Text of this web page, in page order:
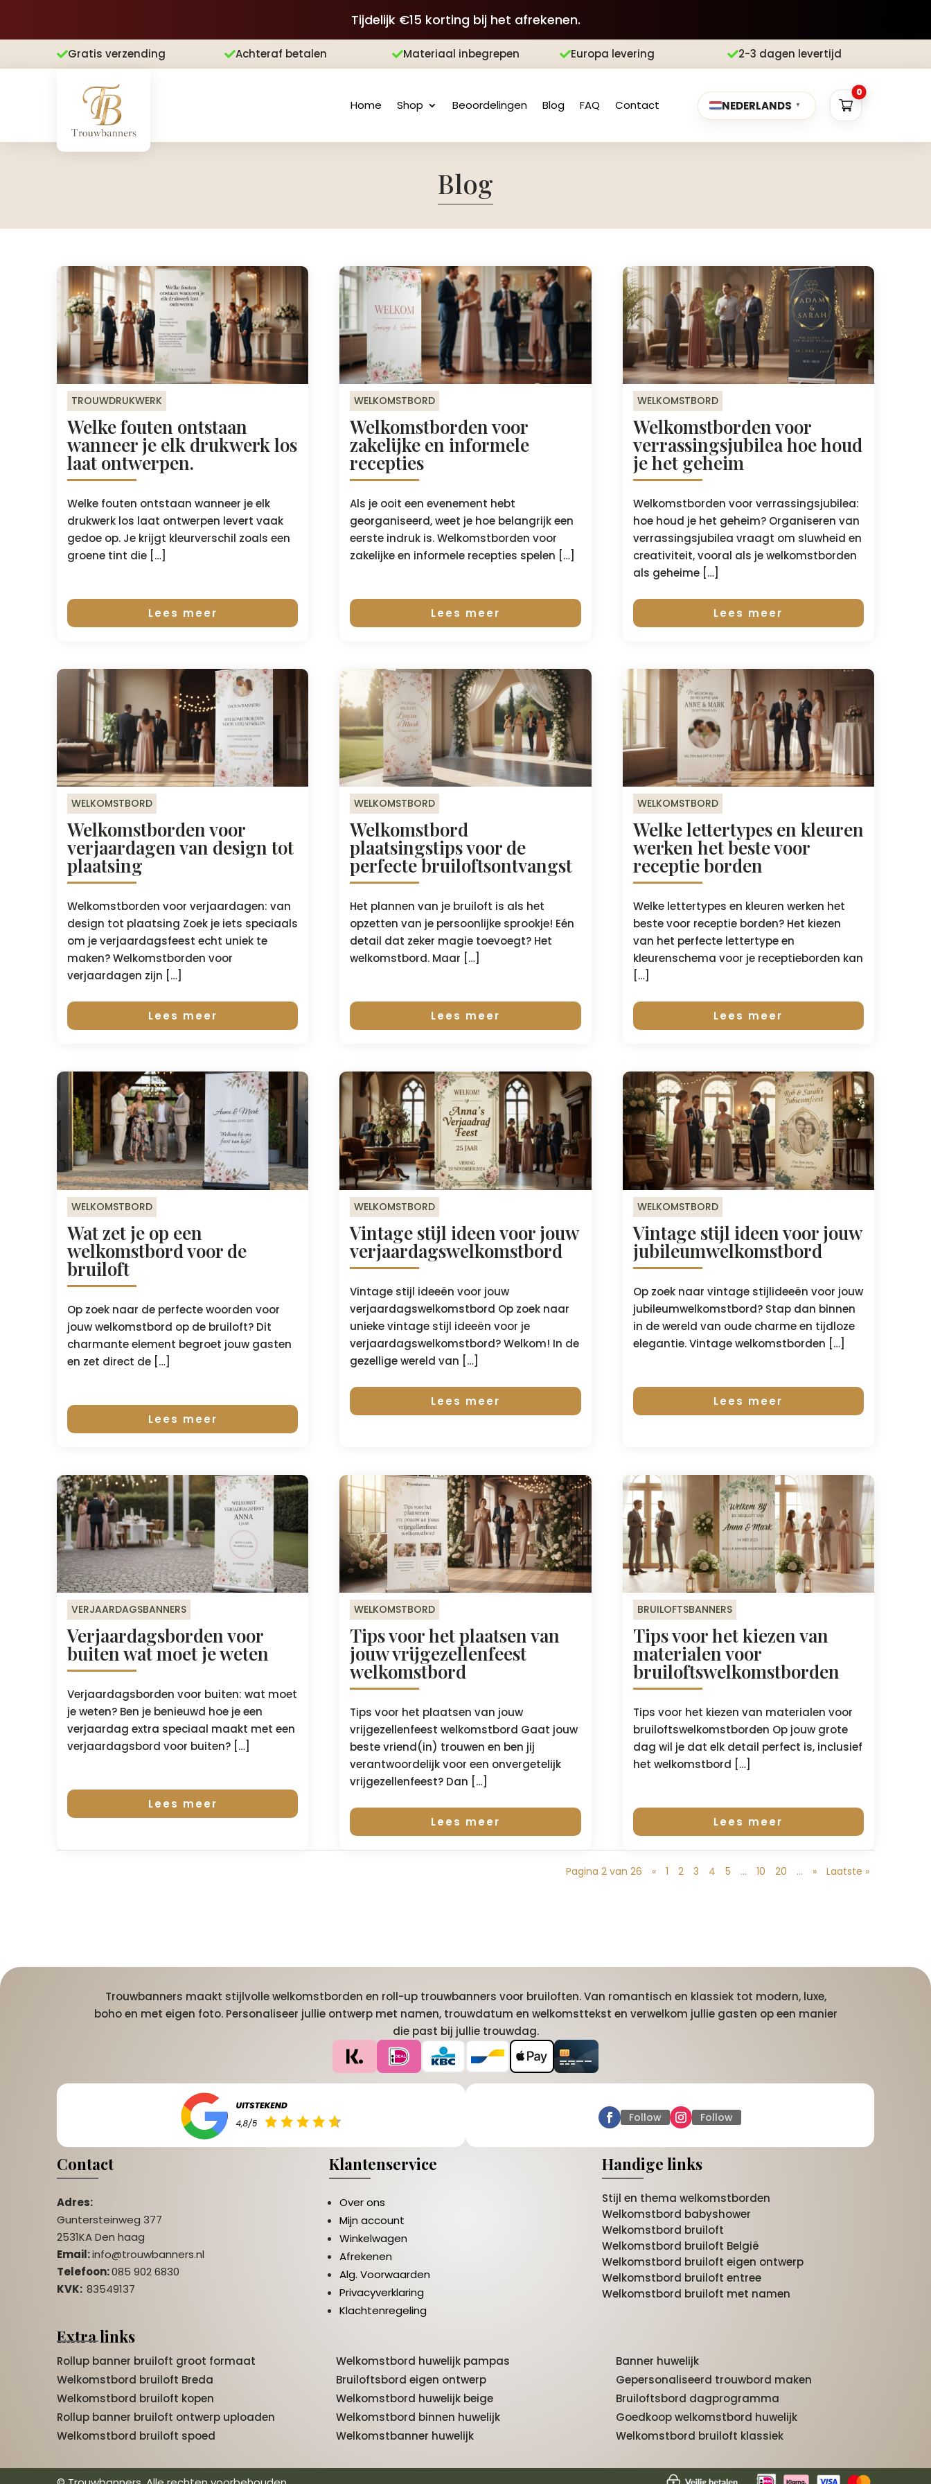
Tijdelijk €15 korting bij het afrekenen.
Gratis verzending Achteraf betalen Materiaal inbegrepen Europa levering 2-3 dagen levertijd
Home Shop Beoordelingen Blog FAQ Contact NEDERLANDS ▼
0
Blog
TROUWDRUKWERK
Welke fouten ontstaan
wanneer je elk drukwerk los
laat ontwerpen.
Welke fouten ontstaan wanneer je elk
drukwerk los laat ontwerpen levert vaak
gedoe op. Je krijgt kleurverschil zoals een
groene tint die […]
Lees meer
WELKOMSTBORD
Welkomstborden voor
zakelijke en informele
recepties
Als je ooit een evenement hebt
georganiseerd, weet je hoe belangrijk een
eerste indruk is. Welkomstborden voor
zakelijke en informele recepties spelen […]
Lees meer
WELKOMSTBORD
Welkomstborden voor
verrassingsjubilea hoe houd
je het geheim
Welkomstborden voor verrassingsjubilea:
hoe houd je het geheim? Organiseren van
verrassingsjubilea vraagt om sluwheid en
creativiteit, vooral als je welkomstborden
als geheime […]
Lees meer
WELKOMSTBORD
Welkomstborden voor
verjaardagen van design tot
plaatsing
Welkomstborden voor verjaardagen: van
design tot plaatsing Zoek je iets speciaals
om je verjaardagsfeest echt uniek te
maken? Welkomstborden voor
verjaardagen zijn […]
Lees meer
WELKOMSTBORD
Welkomstbord
plaatsingstips voor de
perfecte bruiloftsontvangst
Het plannen van je bruiloft is als het
opzetten van je persoonlijke sprookje! Eén
detail dat zeker magie toevoegt? Het
welkomstbord. Maar […]
Lees meer
WELKOMSTBORD
Welke lettertypes en kleuren
werken het beste voor
receptie borden
Welke lettertypes en kleuren werken het
beste voor receptie borden? Het kiezen
van het perfecte lettertype en
kleurenschema voor je receptieborden kan
[…]
Lees meer
WELKOMSTBORD
Wat zet je op een
welkomstbord voor de
bruiloft
Op zoek naar de perfecte woorden voor
jouw welkomstbord op de bruiloft? Dit
charmante element begroet jouw gasten
en zet direct de […]
Lees meer
WELKOMSTBORD
Vintage stijl ideen voor jouw
verjaardagswelkomstbord
Vintage stijl ideeën voor jouw
verjaardagswelkomstbord Op zoek naar
unieke vintage stijl ideeën voor je
verjaardagswelkomstbord? Welkom! In de
gezellige wereld van […]
Lees meer
WELKOMSTBORD
Vintage stijl ideen voor jouw
jubileumwelkomstbord
Op zoek naar vintage stijlideeën voor jouw
jubileumwelkomstbord? Stap dan binnen
in de wereld van oude charme en tijdloze
elegantie. Vintage welkomstborden […]
Lees meer
VERJAARDAGSBANNERS
Verjaardagsborden voor
buiten wat moet je weten
Verjaardagsborden voor buiten: wat moet
je weten? Ben je benieuwd hoe je een
verjaardag extra speciaal maakt met een
verjaardagsbord voor buiten? […]
Lees meer
WELKOMSTBORD
Tips voor het plaatsen van
jouw vrijgezellenfeest
welkomstbord
Tips voor het plaatsen van jouw
vrijgezellenfeest welkomstbord Gaat jouw
beste vriend(in) trouwen en ben jij
verantwoordelijk voor een onvergetelijk
vrijgezellenfeest? Dan […]
Lees meer
BRUILOFTSBANNERS
Tips voor het kiezen van
materialen voor
bruiloftswelkomstborden
Tips voor het kiezen van materialen voor
bruiloftswelkomstborden Op jouw grote
dag wil je dat elk detail perfect is, inclusief
het welkomstbord […]
Lees meer
Pagina 2 van 26 « 1 2 3 4 5 ... 10 20 ... » Laatste »
Trouwbanners maakt stijlvolle welkomstborden en roll-up trouwbanners voor bruiloften. Van romantisch en klassiek tot modern, luxe,
boho en met eigen foto. Personaliseer jullie ontwerp met namen, trouwdatum en welkomsttekst en verwelkom jullie gasten op een manier
die past bij jullie trouwdag.
Follow Follow
Contact
Adres:
Guntersteinweg 377
2531KA Den haag
Email:info@trouwbanners.nl
Telefoon:085 902 6830
KVK: 83549137
Klantenservice
Over ons
Mijn account
Winkelwagen
Afrekenen
Alg. Voorwaarden
Privacyverklaring
Klachtenregeling
Handige links
Stijl en thema welkomstborden
Welkomstbord babyshower
Welkomstbord bruiloft
Welkomstbord bruiloft België
Welkomstbord bruiloft eigen ontwerp
Welkomstbord bruiloft entree
Welkomstbord bruiloft met namen
Extra links
Rollup banner bruiloft groot formaat Welkomstbord huwelijk pampas
Banner huwelijk
Welkomstbord bruiloft Breda
Bruiloftsbord eigen ontwerp
Gepersonaliseerd trouwbord maken
Welkomstbord bruiloft kopen
Welkomstbord huwelijk beige
Bruiloftsbord dagprogramma
Rollup banner bruiloft ontwerp uploaden
Welkomstbord binnen huwelijk
Goedkoop welkomstbord huwelijk
Welkomstbord bruiloft spoed
Welkomstbanner huwelijk Welkomstbord bruiloft klassiek